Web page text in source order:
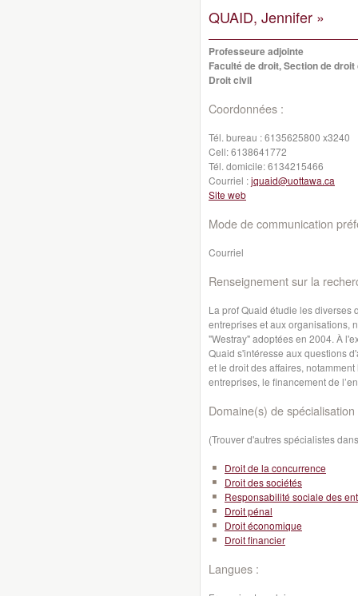
QUAID, Jennifer »
Professeure adjointe
Faculté de droit, Section de
Droit civil
Coordonnées :
Tél. bureau :6135625800 x3240
Cell:6138641772
Tél. domicile:6134215466
Courriel :jquaid@uottawa.ca
Site web
Mode de communication
Courriel
Renseignement sur la
La prof Quaid étudie les
entreprises et aux organisations,
"Westray" adoptées en 2004. À
Quaid s'intéresse aux questions
et le droit des affaires,
entreprises, le financement de
Domaine(s) de spécialisation
(Trouver d'autres spécialistes
Droit de la concurrence
Droit des sociétés
Responsabilité sociale des
Droit pénal
Droit économique
Droit financier
Langues :